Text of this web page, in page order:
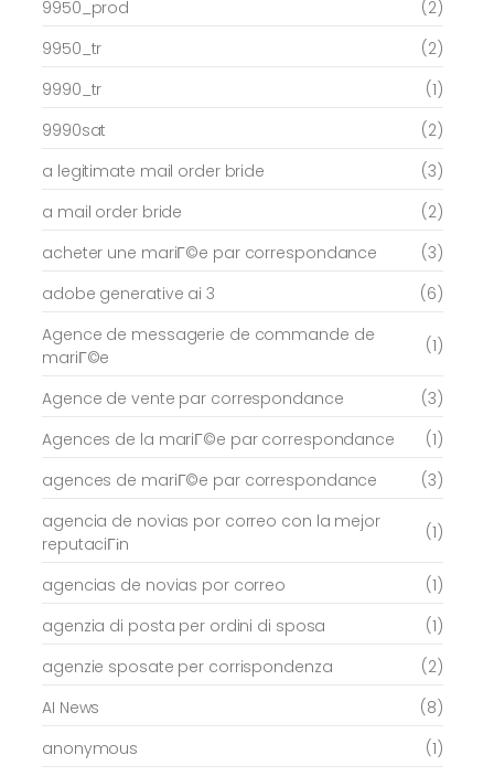
9950_prod
(2)
9950_tr
(2)
9990_tr
(1)
9990sat
(2)
a legitimate mail order bride
(3)
a mail order bride
(2)
acheter une mariГ©e par correspondance
(3)
adobe generative ai 3
(6)
Agence de messagerie de commande de
mariГ©e
(1)
Agence de vente par correspondance
(3)
Agences de la mariГ©e par correspondance
(1)
agences de mariГ©e par correspondance
(3)
agencia de novias por correo con la mejor
reputaciГіn
(1)
agencias de novias por correo
(1)
agenzia di posta per ordini di sposa
(1)
agenzie sposate per corrispondenza
(2)
AI News
(8)
anonymous
(1)